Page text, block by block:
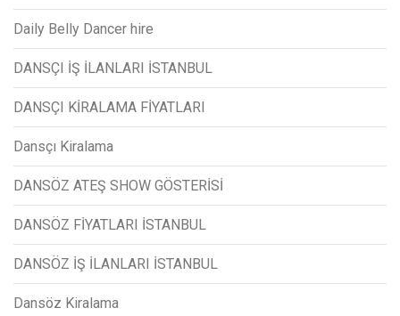
Daily Belly Dancer hire
DANSÇI İŞ İLANLARI İSTANBUL
DANSÇI KİRALAMA FİYATLARI
Dansçı Kiralama
DANSÖZ ATEŞ SHOW GÖSTERİSİ
DANSÖZ FİYATLARI İSTANBUL
DANSÖZ İŞ İLANLARI İSTANBUL
Dansöz Kiralama